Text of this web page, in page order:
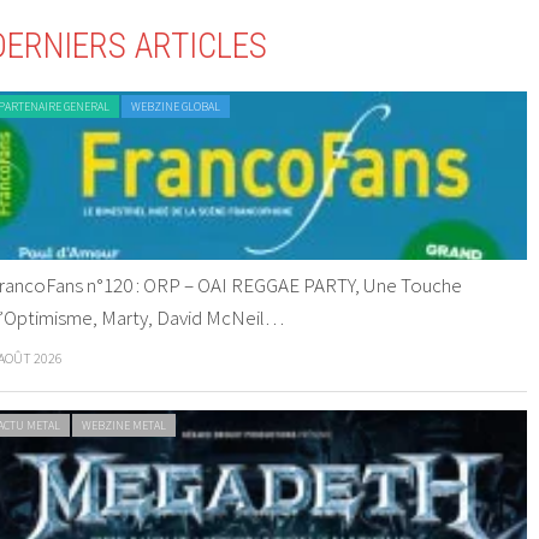
ARTICLES
GENERAL WEBZINE GLOBAL
n°120 : ORP – OAI REGGAE PARTY, Une Touche
Marty, David McNeil…
2026
METAL WEBZINE METAL